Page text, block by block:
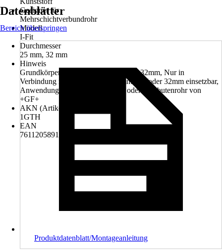
Geeignet für
Mehrschichtverbundrohr
Modell
I-Fit
Durchmesser
25 mm, 32 mm
Hinweis
Grundkörper für Durchmesser 25 und 32mm, Nur in
Verbindung mit dem Adapter 25mm und/oder 32mm einsetzbar,
Anwendung nur mit Verbundrohr oder Polybutenrohr von
+GF+
AKN (Artikelkurznummer)
1GTH
EAN
7611205891992
Datenblätter
Bereich überspringen
Produktdatenblatt/Montageanleitung